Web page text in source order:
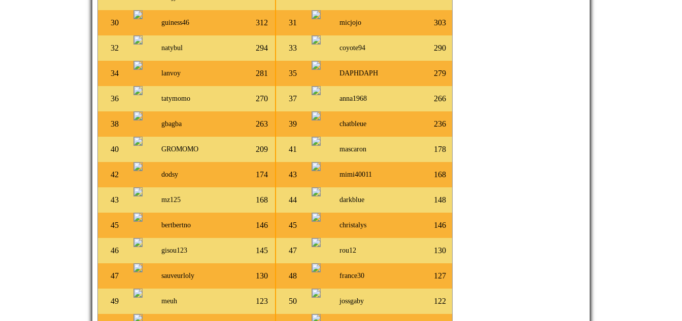
30 guiness46 312 31 micjojo 303
32 natybul 294 33 coyote94 290
34 lanvoy 281 35 DAPHDAPH 279
36 tatymomo 270 37 anna1968 266
38 gbagba 263 39 chatbleue 236
40 GROMOMO 209 41 mascaron 178
42 dodsy 174 43 mimi40011 168
43 mz125 168 44 darkblue 148
45 bertbertno 146 45 christalys 146
46 gisou123 145 47 rou12 130
47 sauveurloly 130 48 france30 127
49 meuh 123 50 jossgaby 122